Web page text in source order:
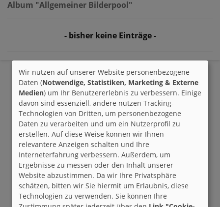
Album "Allgemeiner Bilderpool"
- bisher keine Einträge -
Wir nutzen auf unserer Website personenbezogene
Daten (Notwendige, Statistiken, Marketing & Externe
Medien) um Ihr Benutzererlebnis zu verbessern. Einige
davon sind essenziell, andere nutzen Tracking-
Technologien von Dritten, um personenbezogene
Daten zu verarbeiten und um ein Nutzerprofil zu
erstellen. Auf diese Weise können wir Ihnen
relevantere Anzeigen schalten und Ihre
Interneterfahrung verbessern. Außerdem, um
Ergebnisse zu messen oder den Inhalt unserer
Website abzustimmen. Da wir Ihre Privatsphäre
schätzen, bitten wir Sie hiermit um Erlaubnis, diese
Technologien zu verwenden. Sie können Ihre